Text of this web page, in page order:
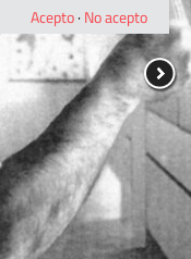
Acepto· No acepto